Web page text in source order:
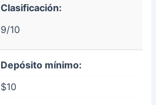
Clasificación:
9/10
Depósito mínimo:
$10